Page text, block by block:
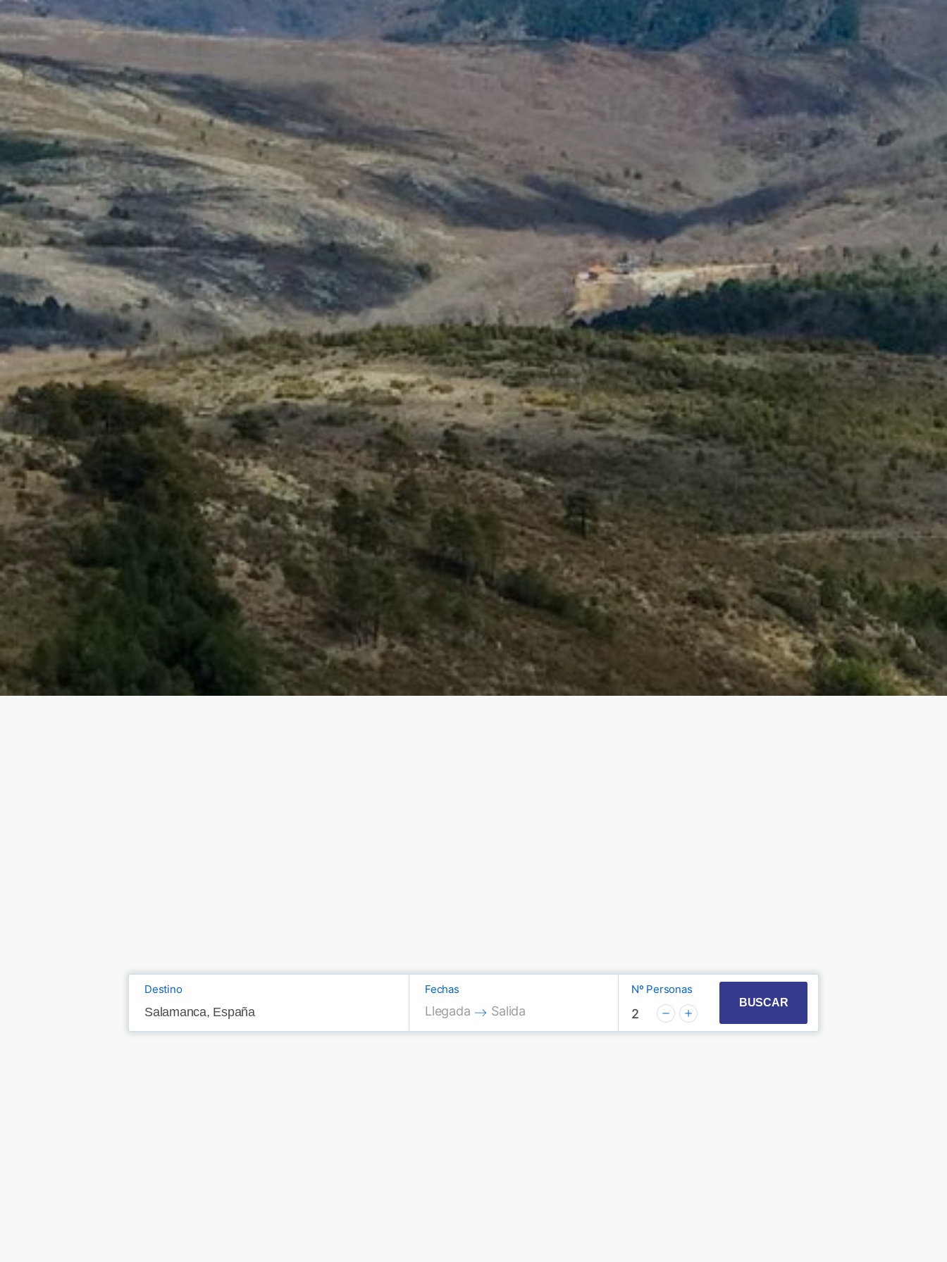
Destino Fechas
Press the down arrow key to interact with the calendar and select a date. Press the
Llegada
Press the down arrow key to interact with the calendar and select a date.
Salida
Nº Personas
2
BUSCAR